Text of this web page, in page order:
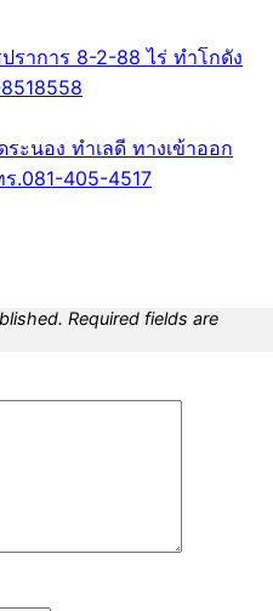
ราการ 8-2-88 ไร่ ทำโกดัง
ะนอง ทำเลดี ทางเข้าออก
.081-405-4517
Required fields are